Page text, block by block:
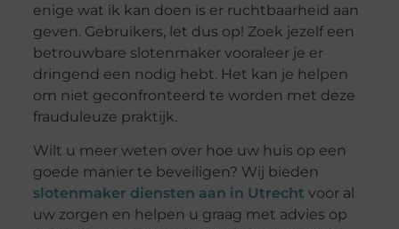
enige wat ik kan doen is er ruchtbaarheid aan
geven. Gebruikers, let dus op! Zoek jezelf een
betrouwbare slotenmaker vooraleer je er
dringend een nodig hebt. Het kan je helpen
om niet geconfronteerd te worden met deze
frauduleuze praktijk.
Wilt u meer weten over hoe uw huis op een
goede manier te beveiligen? Wij bieden
slotenmaker diensten aan in Utrecht voor al
uw zorgen en helpen u graag met advies op